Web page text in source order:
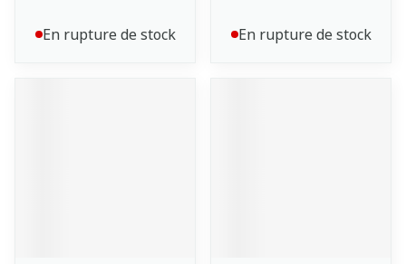
En rupture de stock En rupture de stock